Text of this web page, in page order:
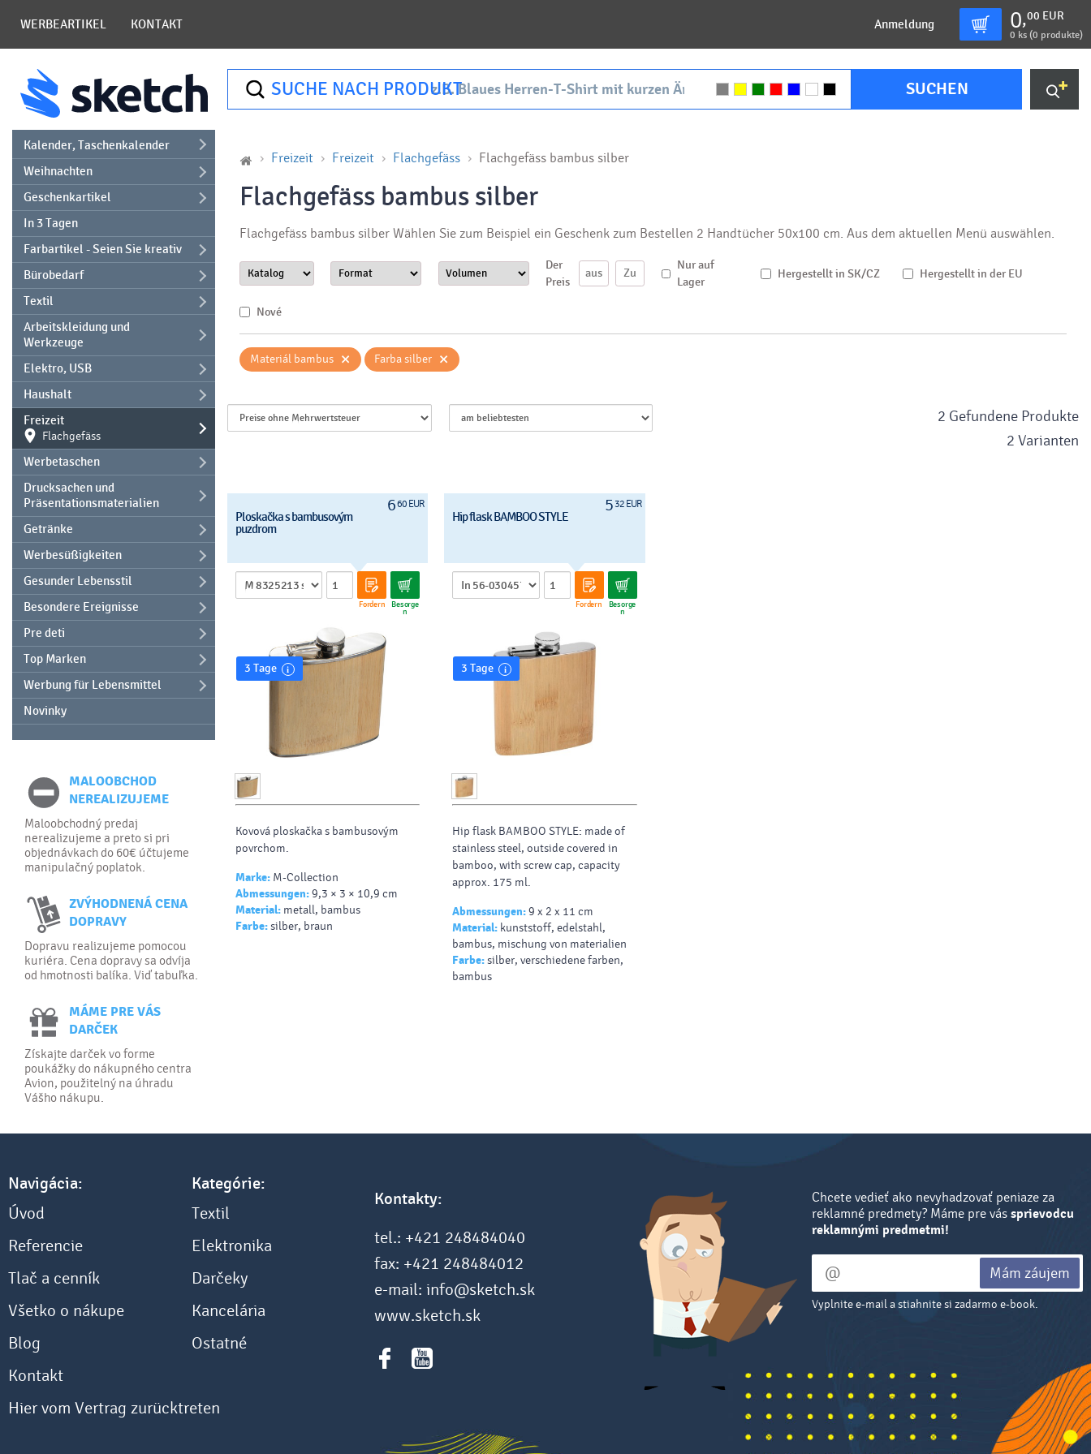
WERBEARTIKEL KONTAKT Anmeldung 0,00 EUR
0 ks (0 produkte)
SUCHE NACH PRODUKT SUCHEN
Kalender, Taschenkalender
Weihnachten
Geschenkartikel
In 3 Tagen
Farbartikel - Seien Sie kreativ
Bürobedarf
Textil
Arbeitskleidung und
Werkzeuge
Elektro, USB
Haushalt
Freizeit
Flachgefäss
Werbetaschen
Drucksachen und
Präsentationsmaterialien
Getränke
Werbesüßigkeiten
Gesunder Lebensstil
Besondere Ereignisse
Pre deti
Top Marken
Werbung für Lebensmittel
Novinky
MALOOBCHOD
NEREALIZUJEME
Maloobchodný predaj
nerealizujeme a preto si pri
objednávkach do 60€ účtujeme
manipulačný poplatok.
ZVÝHODNENÁ CENA
DOPRAVY
Dopravu realizujeme pomocou
kuriéra. Cena dopravy sa odvíja
od hmotnosti balíka. Viď tabuľka.
MÁME PRE VÁS
DARČEK
Získajte darček vo forme
poukážky do nákupného centra
Avion, použitelný na úhradu
Vášho nákupu.
Freizeit Freizeit Flachgefäss Flachgefäss bambus silber
Flachgefäss bambus silber
Flachgefäss bambus silber Wählen Sie zum Beispiel ein Geschenk zum Bestellen 2 Handtücher 50x100 cm. Aus dem aktuellen Menü auswählen.
Der
Preis
Nur auf
Lager
Hergestellt in SK/CZ Hergestellt in der EU
Nové
Materiál bambus × Farba silber ×
2 Gefundene Produkte
2 Varianten
660 EUR
Ploskačka s bambusovým
puzdrom
Fordern Besorge
n
3 Tage
Kovová ploskačka s bambusovým
povrchom.
Marke: M-Collection
Abmessungen:9,3 × 3 × 10,9 cm
Material: metall, bambus
Farbe:silber, braun
5 32 EUR
Hip flask BAMBOO STYLE
Fordern Besorge
n
3 Tage
Hip flask BAMBOO STYLE: made of
stainless steel, outside covered in
bamboo, with screw cap, capacity
approx. 175 ml.
Abmessungen:9 x 2 x 11 cm
Material: kunststoff, edelstahl,
bambus, mischung von materialien
Farbe:silber, verschiedene farben,
bambus
Navigácia:
Úvod
Referencie
Tlač a cenník
Všetko o nákupe
Blog
Kontakt
Kategórie:
Textil
Elektronika
Darčeky
Kancelária
Ostatné
Kontakty:
tel.: +421 248484040
fax: +421 248484012
e-mail: info@sketch.sk
www.sketch.sk
Chcete vedieť ako nevyhadzovať peniaze za
reklamné predmety? Máme pre vás sprievodcu
reklamnými predmetmi!
Mám záujem
Vyplnite e-mail a stiahnite si zadarmo e-book.
Hier vom Vertrag zurücktreten